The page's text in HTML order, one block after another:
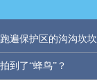
遍保护区的沟沟坎坎
到了“蜂鸟”？